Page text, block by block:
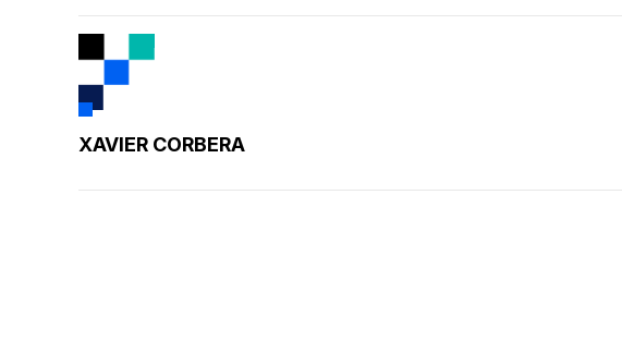
XAVIER CORBERA